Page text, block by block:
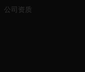
公司资质